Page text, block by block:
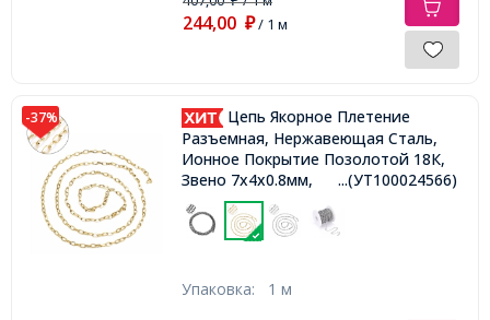
244,00 ₽/ 1 м
-37%
Цепь Якорное Плетение
Разъемная, Нержавеющая Сталь,
Ионное Покрытие Позолотой 18К,
Звено 7х4х0.8мм,
...(УТ100024566)
Упаковка: 1 м